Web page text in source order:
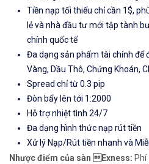
Tiền nạp tối thiểu chỉ cần 1$,
lẻ và nhà đầu tư mới tập tành
chính quốc tế
Đa dạng sản phẩm tài chính để
Vàng, Dầu Thô, Chứng Khoán,
Spread chỉ từ 0.3 pip
Đòn bẩy lên tới 1:2000
Hỗ trợ nhiệt tình 24/7
Đa dạng hình thức nạp rút tiền
Xử lý Nạp/Rút tiền nhanh và
Nhược điểm của sàn Exness: